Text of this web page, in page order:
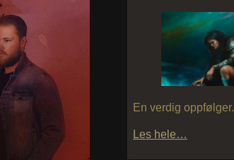
En verdig oppfølger.
Les hele…